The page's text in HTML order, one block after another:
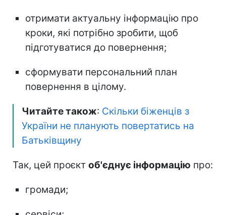
отримати актуальну інформацію про
кроки, які потрібно зробити, щоб
підготуватися до повернення;
сформувати персональний план
повернення в цілому.
Читайте також: Скільки біженців з
України не планують повертатись на
Батьківщину
Так, цей проєкт об'єднує інформацію про:
громади;